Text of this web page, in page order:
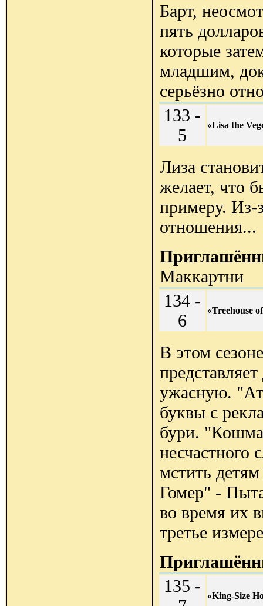
Барт,
пять
которые
младшим,
серьёзно
133 -
5
«Lisa the
Лиза
желает, что
примеру. Из-
отношения...
Маккартни
134 -
6
«Treehouse
В этом
ужасную.
буквы с
бури.
несчастного
мстить
Гомер" -
во время их
третье
135 -
«King-Size